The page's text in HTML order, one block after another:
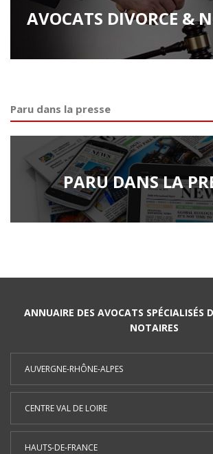
AVOCATS DIVORCE &
Paru dans la presse
PARU DANS LA
ANNUAIRE DES AVOCATS SPÉCIALISÉS
NOTAIRES
AUVERGNE-RHÔNE-ALPES
CENTRE VAL DE LOIRE
HAUTS-DE-FRANCE